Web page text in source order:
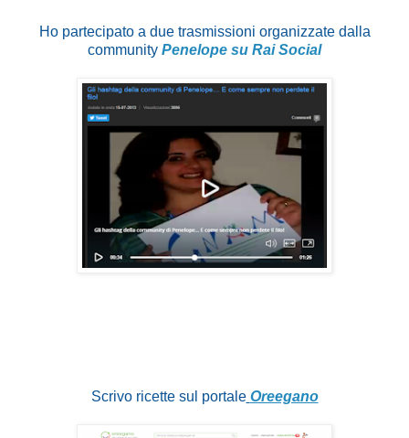
Ho partecipato a due trasmissioni organizzate dalla
community Penelope su Rai Social
Scrivo ricette sul portale Oreegano